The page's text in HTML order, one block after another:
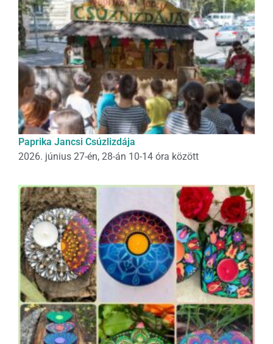
Paprika Jancsi Csúzlizdája
2026. június 27-én, 28-án 10-14 óra között